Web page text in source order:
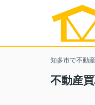
知多市で不動
不動産